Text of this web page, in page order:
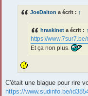
JoeDalton a écrit : ↑
hraskinet a écrit : ↑
https://
Et ça non plus.
C'était une blague pour rire
https://www.sudinfo.be/